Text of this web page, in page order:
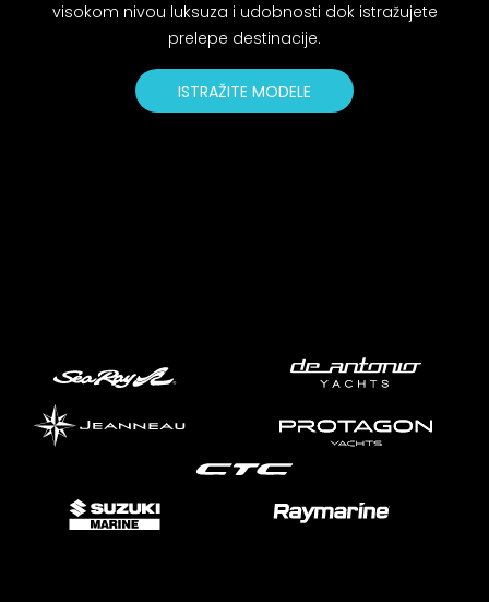
visokom nivou luksuza i udobnosti dok istražujete
prelepe destinacije.
ISTRAŽITE MODELE